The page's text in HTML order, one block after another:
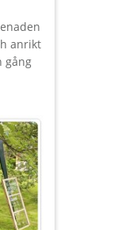
anrikt
gång